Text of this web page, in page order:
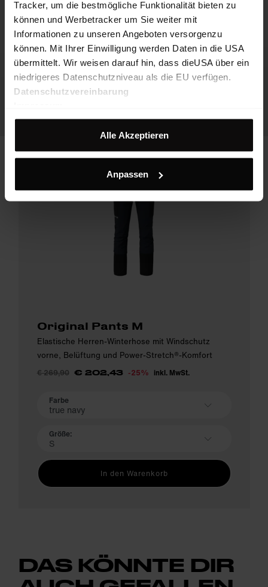
Tracker, um die bestmögliche Funktionalität bieten zu
können und Werbetracker um Sie weiter mit
Informationen zu unseren Angeboten versorgenzu
können. Mit Ihrer Einwilligung werden Daten in die USA
übermittelt. Wir weisen darauf hin, dass dieUSA über ein
niedrigeres Datenschutzniveau als die EU verfügen.
Datenschutzvereinbarung
Alle Akzeptieren
Anpassen
Original Pants M
Elastische Herren-Winterhose mit Windschutz
vorne, Belüftung und Power-Stretch®-Komfort
€ 269,90 € 202,43 -25% inkl. MwSt.
Farbe
true navy
Größe:
S
In den Warenkorb
DAS KÖNNTE DIR